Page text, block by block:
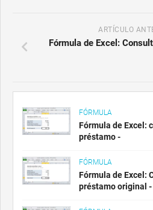
ARTÍCULO
Fórmula de Excel:
FÓRMULA
Fórmula de Excel:
préstamo -
FÓRMULA
Fórmula de Excel:
préstamo original -